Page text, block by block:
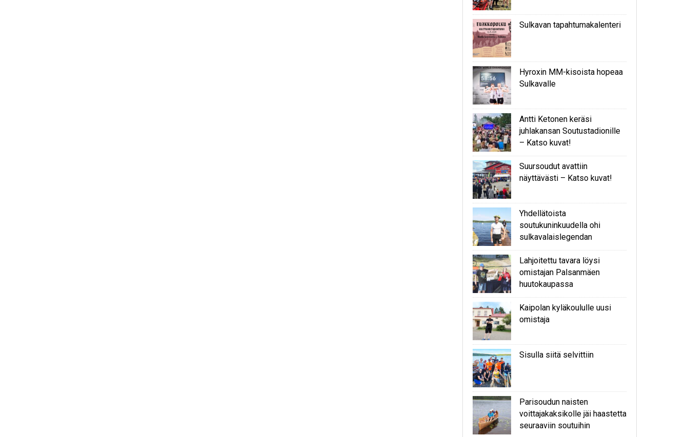
Sulkavan tapahtumakalenteri
Hyroxin MM-kisoista hopeaa
Sulkavalle
Antti Ketonen keräsi
juhlakansan Soutustadionille
– Katso kuvat!
Suursoudut avattiin
näyttävästi – Katso kuvat!
Yhdellätoista
soutukuninkuudella ohi
sulkavalaislegendan
Lahjoitettu tavara löysi
omistajan Palsanmäen
huutokaupassa
Kaipolan kyläkoululle uusi
omistaja
Sisulla siitä selvittiin
Parisoudun naisten
voittajakaksikolle jäi haastetta
seuraaviin soutuihin